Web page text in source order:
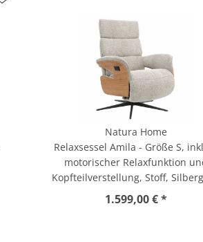
Natura Home
Relaxsessel Amila - Größe S,
motorischer Relaxfunktion
Kopfteilverstellung, Stoff,
1.599,00 € *